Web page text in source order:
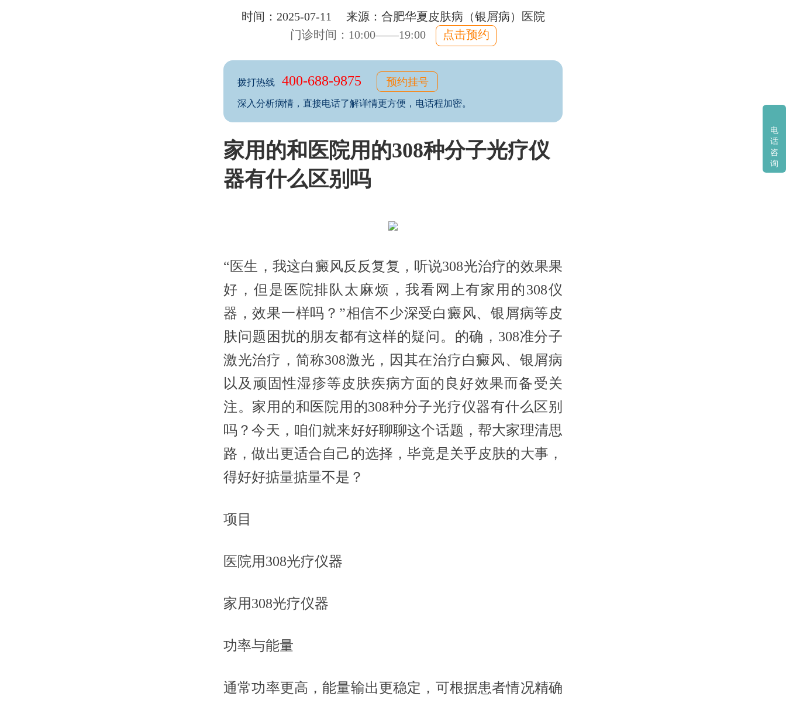
时间：2025-07-11 来源： 合肥华夏皮肤病（银屑病）医院
门诊时间：10:00——19:00
点击预约
拨打热线 400-688-9875 预约挂号
深入分析病情，直接电话了解详情更方便，电话程加密。
家用的和医院用的308种分子光疗仪
器有什么区别吗
“医生，我这白癜风反反复复，听说308光治疗的效果果
好，但是医院排队太麻烦，我看网上有家用的308仪
器，效果一样吗？”相信不少深受白癜风、银屑病等皮
肤问题困扰的朋友都有这样的疑问。的确，308准分子
激光治疗，简称308激光，因其在治疗白癜风、银屑病
以及顽固性湿疹等皮肤疾病方面的良好效果而备受关
注。家用的和医院用的308种分子光疗仪器有什么区别
吗？今天，咱们就来好好聊聊这个话题，帮大家理清思
路，做出更适合自己的选择，毕竟是关乎皮肤的大事，
得好好掂量掂量不是？
项目
医院用308光疗仪器
家用308光疗仪器
功率与能量
通常功率更高，能量输出更稳定，可根据患者情况精确
电
话
咨
询